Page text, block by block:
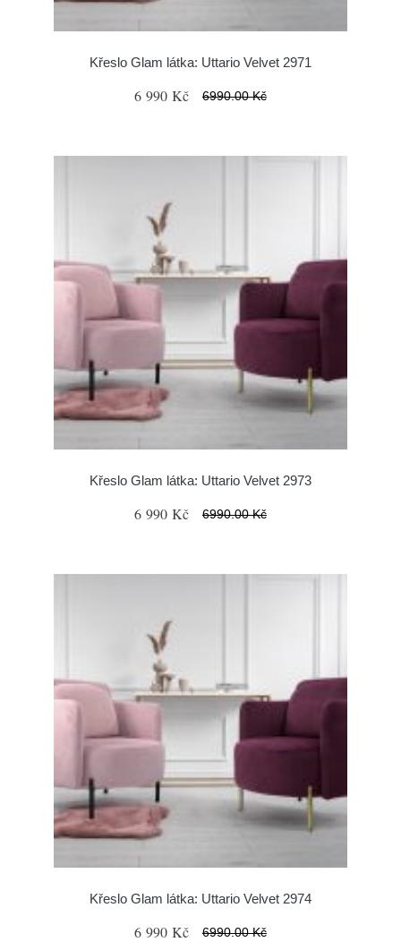
Křeslo Glam látka: Uttario Velvet 2971
6 990 Kč 6990.00 Kč
Křeslo Glam látka: Uttario Velvet 2973
6 990 Kč 6990.00 Kč
Křeslo Glam látka: Uttario Velvet 2974
6 990 Kč 6990.00 Kč